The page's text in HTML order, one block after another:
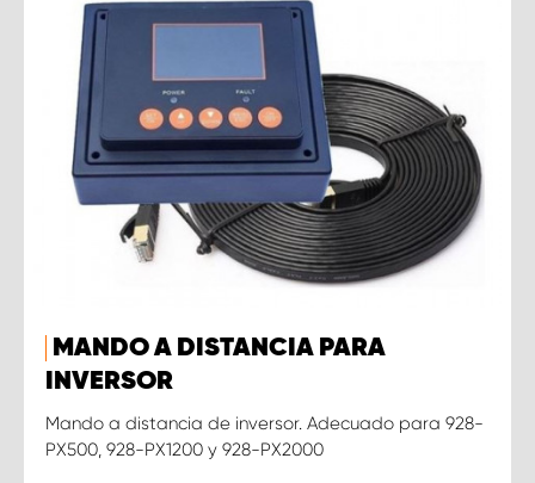
MANDO A DISTANCIA PARA
INVERSOR
Mando a distancia de inversor. Adecuado para 928-
PX500, 928-PX1200 y 928-PX2000